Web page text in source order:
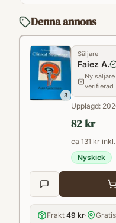
Denna annons
3
Säljare
Faiez A.
Ny
verifierad
Upplagd:
82 kr
ca 131 kr
Nyskick
Frakt 49 kr·